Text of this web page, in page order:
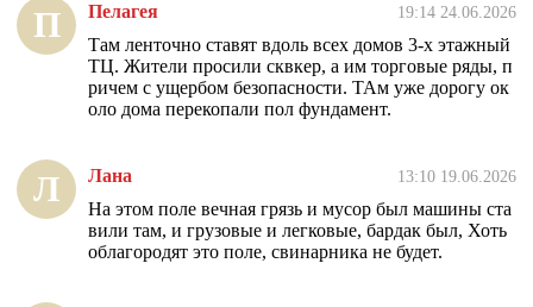
П Пелагея 19:14 24.06.2026
Там ленточно ставят вдоль всех домов 3-х этажный
ТЦ. Жители просили сквкер, а им торговые ряды, п
ричем с ущербом безопасности. ТАм уже дорогу ок
оло дома перекопали пол фундамент.
Л Лана 13:10 19.06.2026
На этом поле вечная грязь и мусор был машины ста
вили там, и грузовые и легковые, бардак был, Хоть
облагородят это поле, свинарника не будет.